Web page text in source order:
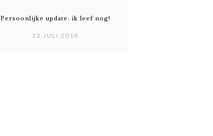
Persoonlijke update: ik leef nog!
22 JULI 2018